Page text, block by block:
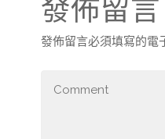
發佈留言
發佈留言必須填寫的電